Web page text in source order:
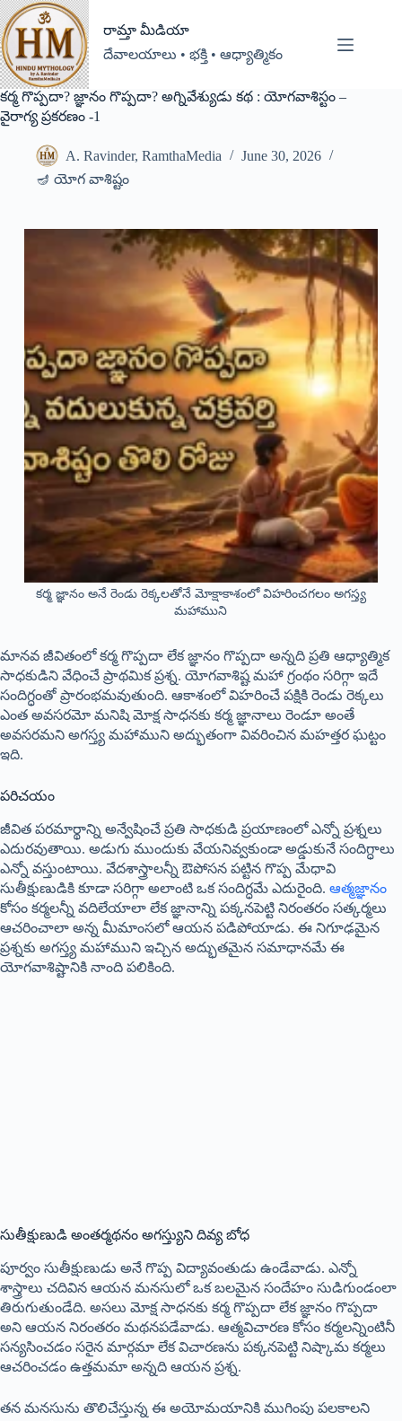
రామ్తా మీడియా
దేవాలయాలు • భక్తి • ఆధ్యాత్మికం
కర్మ గొప్పదా? జ్ఞానం గొప్పదా? అగ్నివేశ్యుడు కథ : యోగవాశిస్టం –
వైరాగ్య ప్రకరణం -1
A. Ravinder, RamthaMedia
June 30, 2026
🪔 యోగ వాశిష్టం
కర్మ జ్ఞానం అనే రెండు రెక్కలతోనే మోక్షాకాశంలో విహరించగలం అగస్త్య
మహాముని
మానవ జీవితంలో కర్మ గొప్పదా లేక జ్ఞానం గొప్పదా అన్నది ప్రతి ఆధ్యాత్మిక
సాధకుడిని వేధించే ప్రాథమిక ప్రశ్న. యోగవాశిష్ట మహా గ్రంథం సరిగ్గా ఇదే
సందిగ్ధంతో ప్రారంభమవుతుంది. ఆకాశంలో విహరించే పక్షికి రెండు రెక్కలు
ఎంత అవసరమో మనిషి మోక్ష సాధనకు కర్మ జ్ఞానాలు రెండూ అంతే
అవసరమని అగస్త్య మహాముని అద్భుతంగా వివరించిన మహత్తర ఘట్టం
ఇది.
పరిచయం
జీవిత పరమార్థాన్ని అన్వేషించే ప్రతి సాధకుడి ప్రయాణంలో ఎన్నో ప్రశ్నలు
ఎదురవుతాయి. అడుగు ముందుకు వేయనివ్వకుండా అడ్డుకునే సందిగ్ధాలు
ఎన్నో వస్తుంటాయి. వేదశాస్త్రాలన్నీ ఔపోసన పట్టిన గొప్ప మేధావి
సుతీక్షుణుడికి కూడా సరిగ్గా అలాంటి ఒక సందిగ్ధమే ఎదురైంది. ఆత్మజ్ఞానం
కోసం కర్మలన్నీ వదిలేయాలా లేక జ్ఞానాన్ని పక్కనపెట్టి నిరంతరం సత్కర్మలు
ఆచరించాలా అన్న మీమాంసలో ఆయన పడిపోయాడు. ఈ నిగూఢమైన
ప్రశ్నకు అగస్త్య మహాముని ఇచ్చిన అద్భుతమైన సమాధానమే ఈ
యోగవాశిష్టానికి నాంది పలికింది.
సుతీక్షుణుడి అంతర్మథనం అగస్త్యుని దివ్య బోధ
పూర్వం సుతీక్షుణుడు అనే గొప్ప విద్యావంతుడు ఉండేవాడు. ఎన్నో
శాస్త్రాలు చదివిన ఆయన మనసులో ఒక బలమైన సందేహం సుడిగుండంలా
తిరుగుతుండేది. అసలు మోక్ష సాధనకు కర్మ గొప్పదా లేక జ్ఞానం గొప్పదా
అని ఆయన నిరంతరం మథనపడేవాడు. ఆత్మవిచారణ కోసం కర్మలన్నింటినీ
సన్యసించడం సరైన మార్గమా లేక విచారణను పక్కనపెట్టి నిష్కామ కర్మలు
ఆచరించడం ఉత్తమమా అన్నది ఆయన ప్రశ్న.
తన మనసును తొలిచేస్తున్న ఈ అయోమయానికి ముగింపు పలకాలని